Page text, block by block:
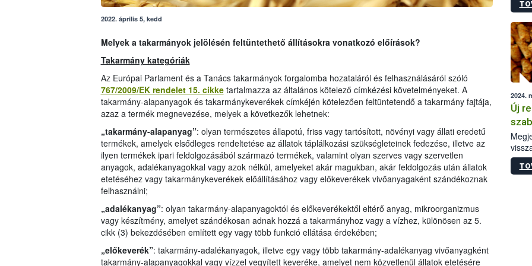
2022. április 5, kedd
Melyek a takarmányok jelölésén feltüntethető állításokra vonatkozó előírások?
Takarmány kategóriák
Az Európai Parlament és a Tanács takarmányok forgalomba hozataláról és felhasználásáról szóló
767/2009/EK rendelet 15. cikketartalmazza az általános kötelező címkézési követelményeket. A
takarmány-alapanyagok és takarmánykeverékek címkéjén kötelezően feltüntetendő a takarmány fajtája,
azaz a termék megnevezése, melyek a következők lehetnek:
„takarmány-alapanyag”: olyan természetes állapotú, friss vagy tartósított, növényi vagy állati eredetű
termékek, amelyek elsődleges rendeltetése az állatok táplálkozási szükségleteinek fedezése, illetve az
ilyen termékek ipari feldolgozásából származó termékek, valamint olyan szerves vagy szervetlen
anyagok, adalékanyagokkal vagy azok nélkül, amelyeket akár magukban, akár feldolgozás után állatok
etetéséhez vagy takarmánykeverékek előállításához vagy előkeverékek vivőanyagaként szándékoznak
felhasználni;
„adalékanyag”: olyan takarmány-alapanyagoktól és előkeverékektől eltérő anyag, mikroorganizmus
vagy készítmény, amelyet szándékosan adnak hozzá a takarmányhoz vagy a vízhez, különösen az 5.
cikk (3) bekezdésében említett egy vagy több funkció ellátása érdekében;
„előkeverék”: takarmány-adalékanyagok, illetve egy vagy több takarmány-adalékanyag vivőanyagként
takarmány-alapanyagokkal vagy vízzel vegyített keveréke, amelyet nem közvetlenül állatok etetésére
2024.
Új